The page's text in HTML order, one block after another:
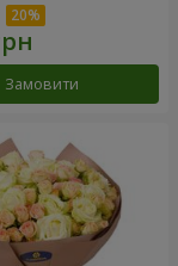
Замовити